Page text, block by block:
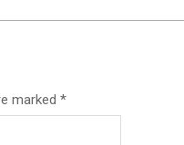
marked *